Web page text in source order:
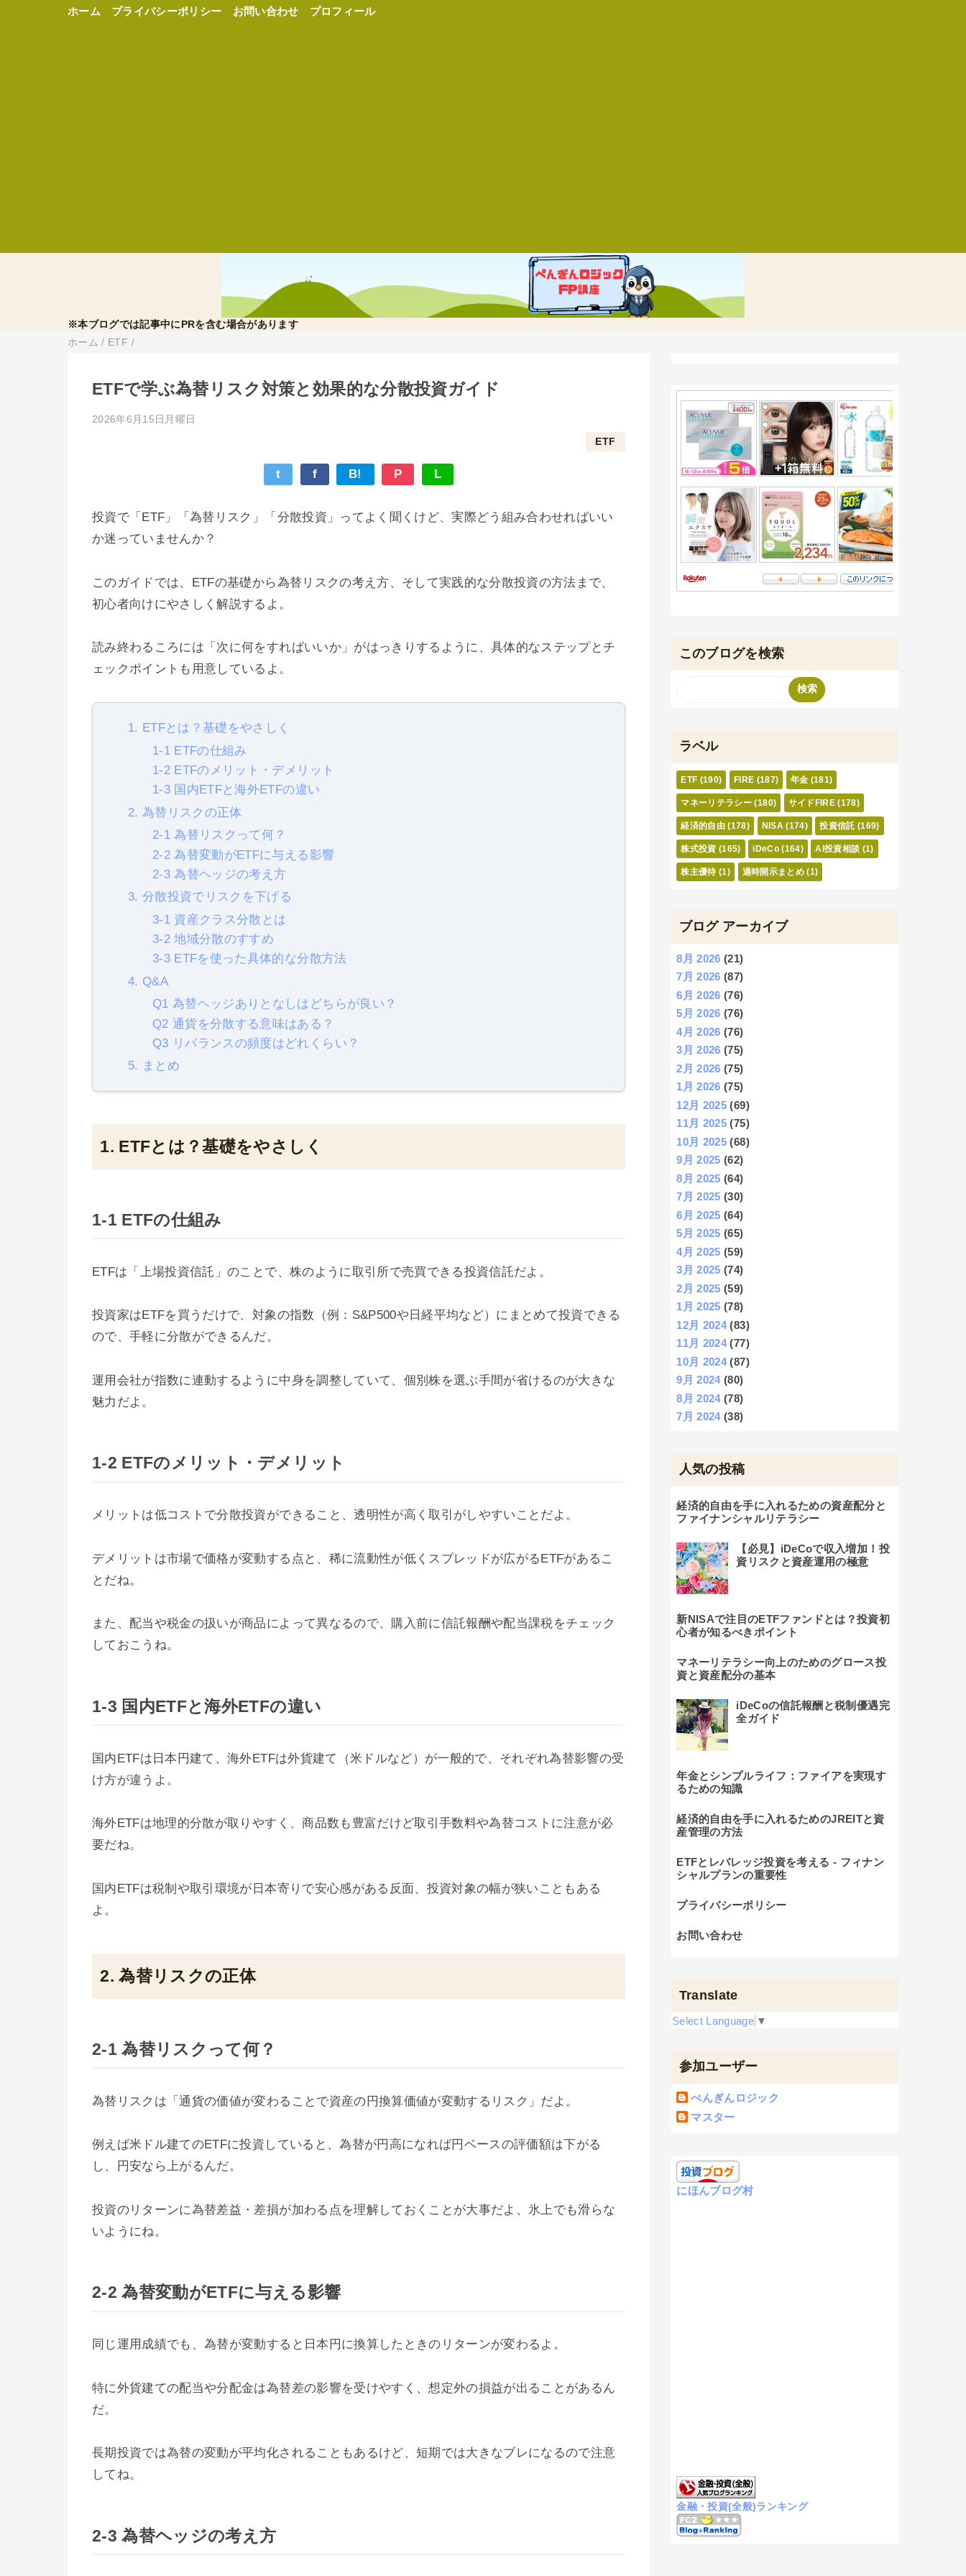
ホーム プライバシーポリシー お問い合わせ プロフィール
※本ブログでは記事中にPRを含む場合があります
ホーム / ETF /
ETFで学ぶ為替リスク対策と効果的な分散投資ガイド
2026年6月15日月曜日
ETF
t f B! P L
投資で「ETF」「為替リスク」「分散投資」ってよく聞くけど、実際どう組み合わせればいい
か迷っていませんか？
このガイドでは、ETFの基礎から為替リスクの考え方、そして実践的な分散投資の方法まで、
初心者向けにやさしく解説するよ。
読み終わるころには「次に何をすればいいか」がはっきりするように、具体的なステップとチ
ェックポイントも用意しているよ。
1. ETFとは？基礎をやさしく
1-1 ETFの仕組み
1-2 ETFのメリット・デメリット
1-3 国内ETFと海外ETFの違い
2. 為替リスクの正体
2-1 為替リスクって何？
2-2 為替変動がETFに与える影響
2-3 為替ヘッジの考え方
3. 分散投資でリスクを下げる
3-1 資産クラス分散とは
3-2 地域分散のすすめ
3-3 ETFを使った具体的な分散方法
4. Q&A
Q1 為替ヘッジありとなしはどちらが良い？
Q2 通貨を分散する意味はある？
Q3 リバランスの頻度はどれくらい？
5. まとめ
1. ETFとは？基礎をやさしく
1-1 ETFの仕組み
ETFは「上場投資信託」のことで、株のように取引所で売買できる投資信託だよ。
投資家はETFを買うだけで、対象の指数（例：S&P500や日経平均など）にまとめて投資できる
ので、手軽に分散ができるんだ。
運用会社が指数に連動するように中身を調整していて、個別株を選ぶ手間が省けるのが大きな
魅力だよ。
1-2 ETFのメリット・デメリット
メリットは低コストで分散投資ができること、透明性が高く取引がしやすいことだよ。
デメリットは市場で価格が変動する点と、稀に流動性が低くスプレッドが広がるETFがあるこ
とだね。
また、配当や税金の扱いが商品によって異なるので、購入前に信託報酬や配当課税をチェック
しておこうね。
1-3 国内ETFと海外ETFの違い
国内ETFは日本円建て、海外ETFは外貨建て（米ドルなど）が一般的で、それぞれ為替影響の受
け方が違うよ。
海外ETFは地理的分散が取りやすく、商品数も豊富だけど取引手数料や為替コストに注意が必
要だね。
国内ETFは税制や取引環境が日本寄りで安心感がある反面、投資対象の幅が狭いこともある
よ。
2. 為替リスクの正体
2-1 為替リスクって何？
為替リスクは「通貨の価値が変わることで資産の円換算価値が変動するリスク」だよ。
例えば米ドル建てのETFに投資していると、為替が円高になれば円ベースの評価額は下がる
し、円安なら上がるんだ。
投資のリターンに為替差益・差損が加わる点を理解しておくことが大事だよ、氷上でも滑らな
いようにね。
2-2 為替変動がETFに与える影響
同じ運用成績でも、為替が変動すると日本円に換算したときのリターンが変わるよ。
特に外貨建ての配当や分配金は為替差の影響を受けやすく、想定外の損益が出ることがあるん
だ。
長期投資では為替の変動が平均化されることもあるけど、短期では大きなブレになるので注意
してね。
2-3 為替ヘッジの考え方
このブログを検索
ラベル
ETF (190) FIRE (187) 年金 (181)
マネーリテラシー (180) サイドFIRE (178)
経済的自由 (178) NISA (174) 投資信託 (169)
株式投資 (165) iDeCo (164) AI投資相談 (1)
株主優待 (1) 適時開示まとめ (1)
ブログ アーカイブ
8月 2026 (21)
7月 2026 (87)
6月 2026 (76)
5月 2026 (76)
4月 2026 (76)
3月 2026 (75)
2月 2026 (75)
1月 2026 (75)
12月 2025 (69)
11月 2025 (75)
10月 2025 (68)
9月 2025 (62)
8月 2025 (64)
7月 2025 (30)
6月 2025 (64)
5月 2025 (65)
4月 2025 (59)
3月 2025 (74)
2月 2025 (59)
1月 2025 (78)
12月 2024(83)
11月 2024(77)
10月 2024(87)
9月 2024(80)
8月 2024(78)
7月 2024(38)
人気の投稿
経済的自由を手に入れるための資産配分と
ファイナンシャルリテラシー
【必見】iDeCoで収入増加！投
資リスクと資産運用の極意
新NISAで注目のETFファンドとは？投資初
心者が知るべきポイント
マネーリテラシー向上のためのグロース投
資と資産配分の基本
iDeCoの信託報酬と税制優遇完
全ガイド
年金とシンプルライフ：ファイアを実現す
るための知識
経済的自由を手に入れるためのJREITと資
産管理の方法
ETFとレバレッジ投資を考える - フィナン
シャルプランの重要性
プライバシーポリシー
お問い合わせ
Translate
Select Language ▼
参加ユーザー
ぺんぎんロジック
マスター
にほんブログ村
金融・投資(全般)ランキング